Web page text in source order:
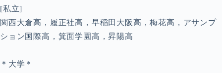
[私立]
関西大倉高，履正社高，早稲田大阪高，梅花高，アサンプ
ション国際高，箕面学園高，昇陽高
＊大学＊